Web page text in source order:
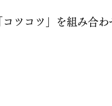
ツコツ」を組み合わ